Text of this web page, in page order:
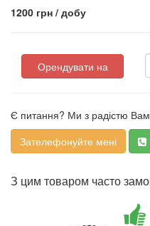
1200 грн / добу
Орендувати на
Є питання? Ми з радістю
Зателефонуйте мені
З цим товаром часто